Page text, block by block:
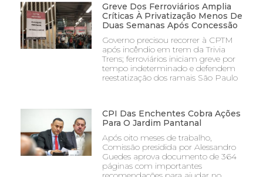
Greve Dos Ferroviários Amplia
Críticas À Privatização Menos De
Duas Semanas Após Concessão
Governo precisou recorrer à CPTM
após incêndio em trem da Trivia
Trens; ferroviários iniciam greve por
tempo indeterminado e defendem
reestatização dos ramais São Paulo
CPI Das Enchentes Cobra Ações
Para O Jardim Pantanal
Após oito meses de trabalho,
Comissão presidida por Alessandro
Guedes aprova documento de 364
páginas com importantes